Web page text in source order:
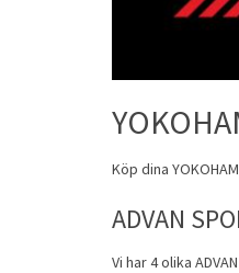
Köp dina
ADVAN
Vi har 4 olika